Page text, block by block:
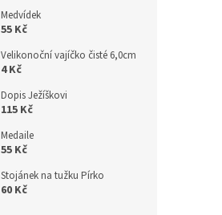
Medvídek
55 Kč
Velikonoční vajíčko čisté 6,0cm
4 Kč
Dopis Ježíškovi
115 Kč
Medaile
55 Kč
Stojánek na tužku Pírko
60 Kč